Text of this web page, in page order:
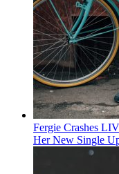
Fergie Crashes
Her New Single